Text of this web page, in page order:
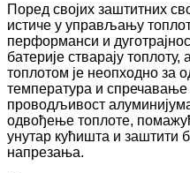
Поред својих заштитних
истиче у управљању
перформанси и
батерије стварају
топлотом је неопходно за
температура и
проводљивост
одвођење топлоте,
унутар кућишта и заштити
напрезања.